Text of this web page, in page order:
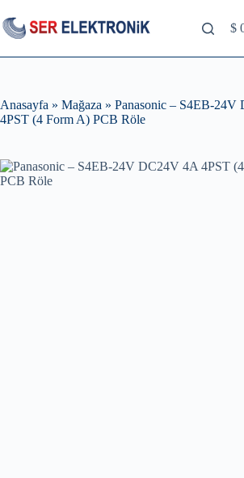
to
content
$
Anasayfa » Mağaza » Panasonic – S4EB-24V
4PST (4 Form A) PCB Röle